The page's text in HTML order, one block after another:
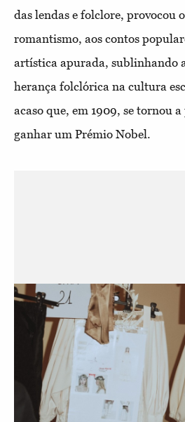
das lendas e folclore, provocou
romantismo, aos contos
artística apurada, sublinhando
herança folclórica na cultura
acaso que, em 1909, se tornou
ganhar um Prémio Nobel.